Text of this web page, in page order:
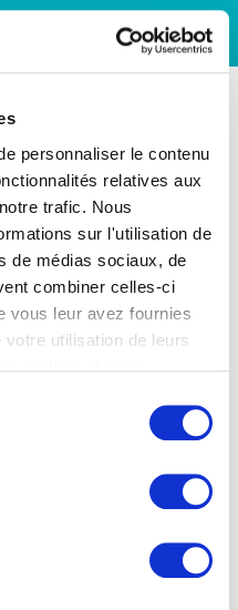
personnaliser le contenu
relatives aux
trafic. Nous
sur l'utilisation de
de médias sociaux, de
combiner celles-ci
vous leur avez fournies
utilisation de leurs